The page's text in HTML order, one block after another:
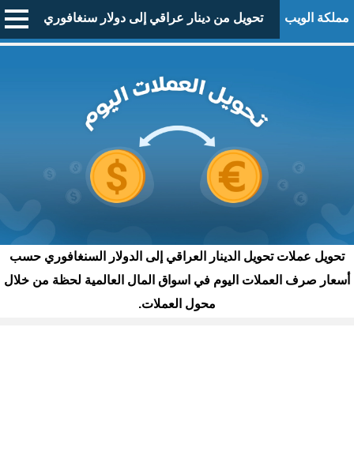
مملكة الويب تحويل من دينار عراقي إلى دولار سنغافوري
تحويل عملات تحويل الدينار العراقي إلى الدولار السنغافوري حسب
أسعار صرف العملات اليوم في اسواق المال العالمية لحظة من خلال
محول العملات.